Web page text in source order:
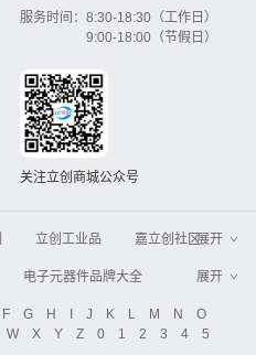
服务时间： 8:30-18:30（工作日）
9:00-18:00（节假日）
关注立创商城公众号
立创工业品
嘉立创社区
嘉立创PCB
嘉立创FA
ZXHPCB
展开
电子元器件品牌大全
机电设备
电子工程网
21icsearch 电子展
展开
F G H I J K L M N
O
W X Y Z 0 1 2 3 4
5